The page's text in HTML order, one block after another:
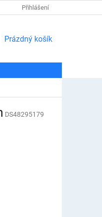
DOPRAVA A PLATBA
Přihlášení
NÁKUPNÍ
Prázdný košík
DS48295179